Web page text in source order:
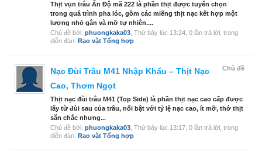
Thịt vụn trâu Ấn Độ mã 222 là phần thịt được tuyển chọn
trong quá trình pha lóc, gồm các miếng thịt nạc kết hợp một
lượng nhỏ gân và mỡ tự nhiên....
Chủ đề bởi: phuongkaka03 Thứ bảy lúc 13:24 , 0 lần trả lời, trong
diễn đàn: Rao vặt Tổng hợp
Chủ đề
Nạc Đùi Trâu M41 Nhập Khẩu – Thịt Nạc
Cao, Thơm Ngọt
Thịt nạc đùi trâu M41 (Top Side) là phần thịt nạc cao cấp được
lấy từ đùi sau của trâu, nổi bật với tỷ lệ nạc cao, ít mỡ, thớ thịt
săn chắc nhưng...
Chủ đề bởi: phuongkaka03 Thứ bảy lúc 13:17 , 0 lần trả lời, trong
diễn đàn: Rao vặt Tổng hợp